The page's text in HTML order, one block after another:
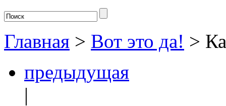
Главная > Вот это да! >
предыдущая
|